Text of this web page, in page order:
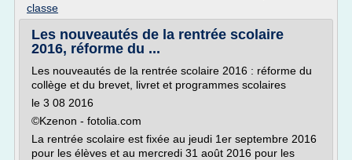
classe
Les nouveautés de la rentrée scolaire
2016, réforme du ...
Les nouveautés de la rentrée scolaire 2016 : réforme du
collège et du brevet, livret et programmes scolaires
le 3 08 2016
©Kzenon - fotolia.com
La rentrée scolaire est fixée au jeudi 1er septembre 2016
pour les élèves et au mercredi 31 août 2016 pour les